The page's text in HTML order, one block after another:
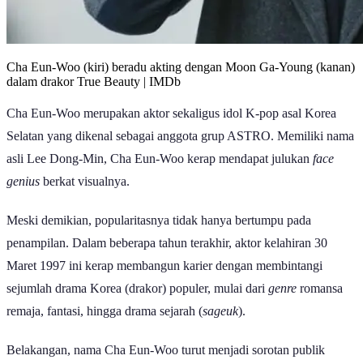
Cha Eun-Woo (kiri) beradu akting dengan Moon Ga-Young (kanan)
dalam drakor True Beauty | IMDb
Cha Eun-Woo merupakan aktor sekaligus idol K-pop asal Korea
Selatan yang dikenal sebagai anggota grup ASTRO. Memiliki nama
asli Lee Dong-Min, Cha Eun-Woo kerap mendapat julukan face
genius berkat visualnya.
Meski demikian, popularitasnya tidak hanya bertumpu pada
penampilan. Dalam beberapa tahun terakhir, aktor kelahiran 30
Maret 1997 ini kerap membangun karier dengan membintangi
sejumlah drama Korea (drakor) populer, mulai dari genre romansa
remaja, fantasi, hingga drama sejarah (sageuk).
Belakangan, nama Cha Eun-Woo turut menjadi sorotan publik